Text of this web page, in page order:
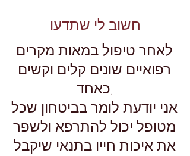
חשוב לי שתדעו
לאחר טיפול במאות מקרים
רפואיים שונים קלים וקשים
כאחד,
אני יודעת לומר בביטחון שכל
מטופל יכול להתרפא ולשפר
את איכות חייו בתנאי שיקבל